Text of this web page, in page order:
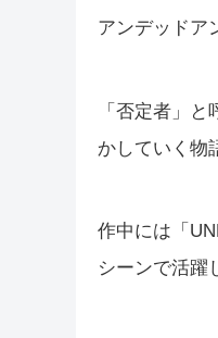
アンデッドア
「否定者」
かしていく物
作中には「
シーンで活躍